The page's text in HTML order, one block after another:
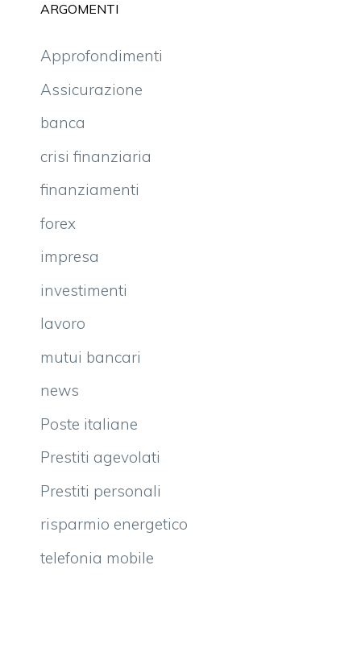
ARGOMENTI
Approfondimenti
Assicurazione
banca
crisi finanziaria
finanziamenti
forex
impresa
investimenti
lavoro
mutui bancari
news
Poste italiane
Prestiti agevolati
Prestiti personali
risparmio energetico
telefonia mobile